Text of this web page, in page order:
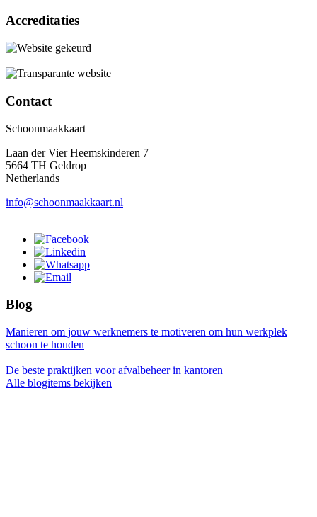
Accreditaties
Contact
Schoonmaakkaart
Laan der Vier Heemskinderen 7
5664 TH Geldrop
Netherlands
info@schoonmaakkaart.nl
Blog
Manieren om jouw werknemers te motiveren om hun werkplek
schoon te houden
De beste praktijken voor afvalbeheer in kantoren
Alle blogitems bekijken